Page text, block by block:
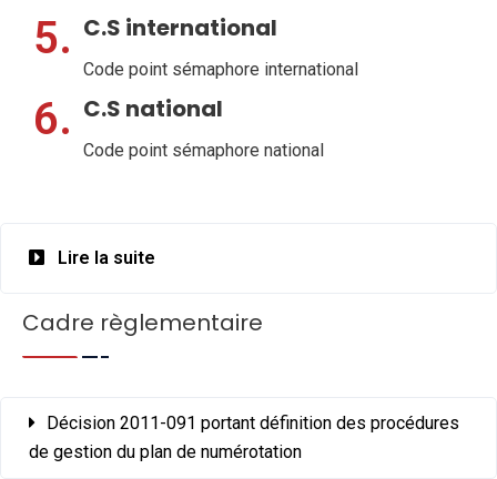
5. C.S international
Code point sémaphore international
6. C.S national
Code point sémaphore national
Lire la suite
Cadre règlementaire
Décision 2011-091 portant définition des procédures
de gestion du plan de numérotation